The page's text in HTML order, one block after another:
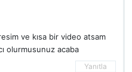
ve kısa bir video atsam
olurmusunuz acaba
Yanıtla